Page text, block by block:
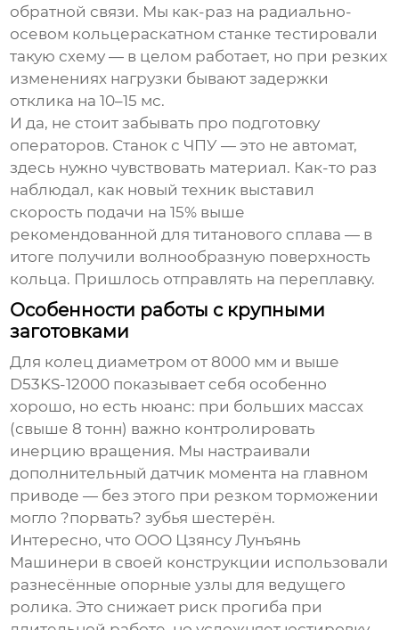
обратной связи. Мы как-раз на радиально-
осевом кольцераскатном станке тестировали
такую схему — в целом работает, но при резких
изменениях нагрузки бывают задержки
отклика на 10–15 мс.
И да, не стоит забывать про подготовку
операторов. Станок с ЧПУ — это не автомат,
здесь нужно чувствовать материал. Как-то раз
наблюдал, как новый техник выставил
скорость подачи на 15% выше
рекомендованной для титанового сплава — в
итоге получили волнообразную поверхность
кольца. Пришлось отправлять на переплавку.
Особенности работы с крупными
заготовками
Для колец диаметром от 8000 мм и выше
D53KS-12000 показывает себя особенно
хорошо, но есть нюанс: при больших массах
(свыше 8 тонн) важно контролировать
инерцию вращения. Мы настраивали
дополнительный датчик момента на главном
приводе — без этого при резком торможении
могло ?порвать? зубья шестерён.
Интересно, что ООО Цзянсу Лунъянь
Машинери в своей конструкции использовали
разнесённые опорные узлы для ведущего
ролика. Это снижает риск прогиба при